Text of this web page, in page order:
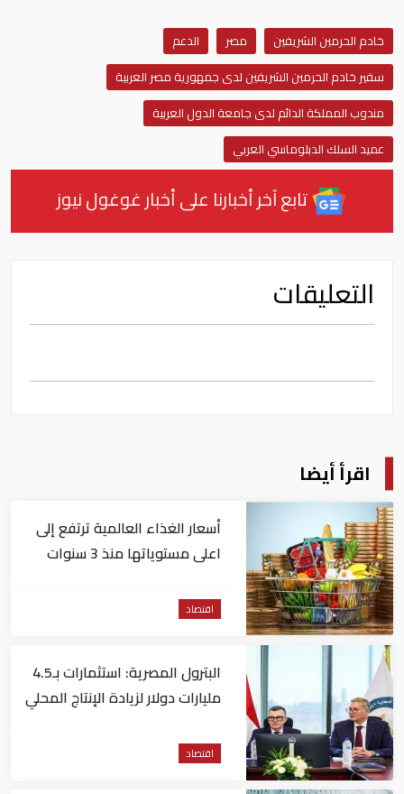
خادم الحرمين الشريفين مصر
الدعم
سفير خادم الحرمين الشريفين لدى جمهورية مصر العربية
مندوب المملكة الدائم لدى جامعة الدول العربية
عميد السلك الدبلوماسي العربي
تابع آخر أخبارنا على أخبار غوغول نيوز
التعليقات
اقرأ أيضا
أسعار الغذاء العالمية ترتفع إلى
اعلى مستوياتها منذ 3 سنوات
اقتصاد
البترول المصرية: استثمارات بـ4.5
مليارات دولار لزيادة الإنتاج المحلي
اقتصاد